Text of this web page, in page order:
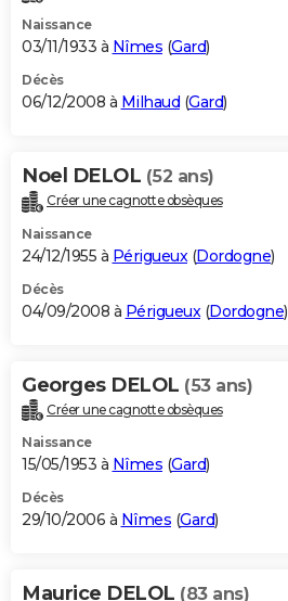
Naissance
03/11/1933 à Nîmes (Gard)
Décès
06/12/2008 à Milhaud (Gard)
Noel DELOL (52 ans)
Créer une cagnotte obsèques
Naissance
24/12/1955 à Périgueux (Dordogne)
Décès
04/09/2008 à Périgueux (Dordogne)
Georges DELOL (53 ans)
Créer une cagnotte obsèques
Naissance
15/05/1953 à Nîmes (Gard)
Décès
29/10/2006 à Nîmes (Gard)
Maurice DELOL (83 ans)